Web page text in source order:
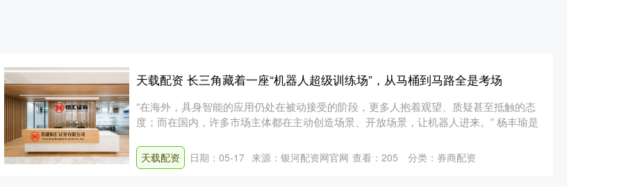
天载配资 长三角藏着一座“机器人超级训练场”，从马桶到马路全是考场
“在海外，具身智能的应用仍处在被动接受的阶段，更多人抱着观望、质疑甚至抵触的态
度；而在国内，许多市场主体都在主动创造场景、开放场景，让机器人进来。” 杨丰瑜是
天载配资 日期：05-17 来源：银河配资网官网 查看： 205 分类： 券商配资